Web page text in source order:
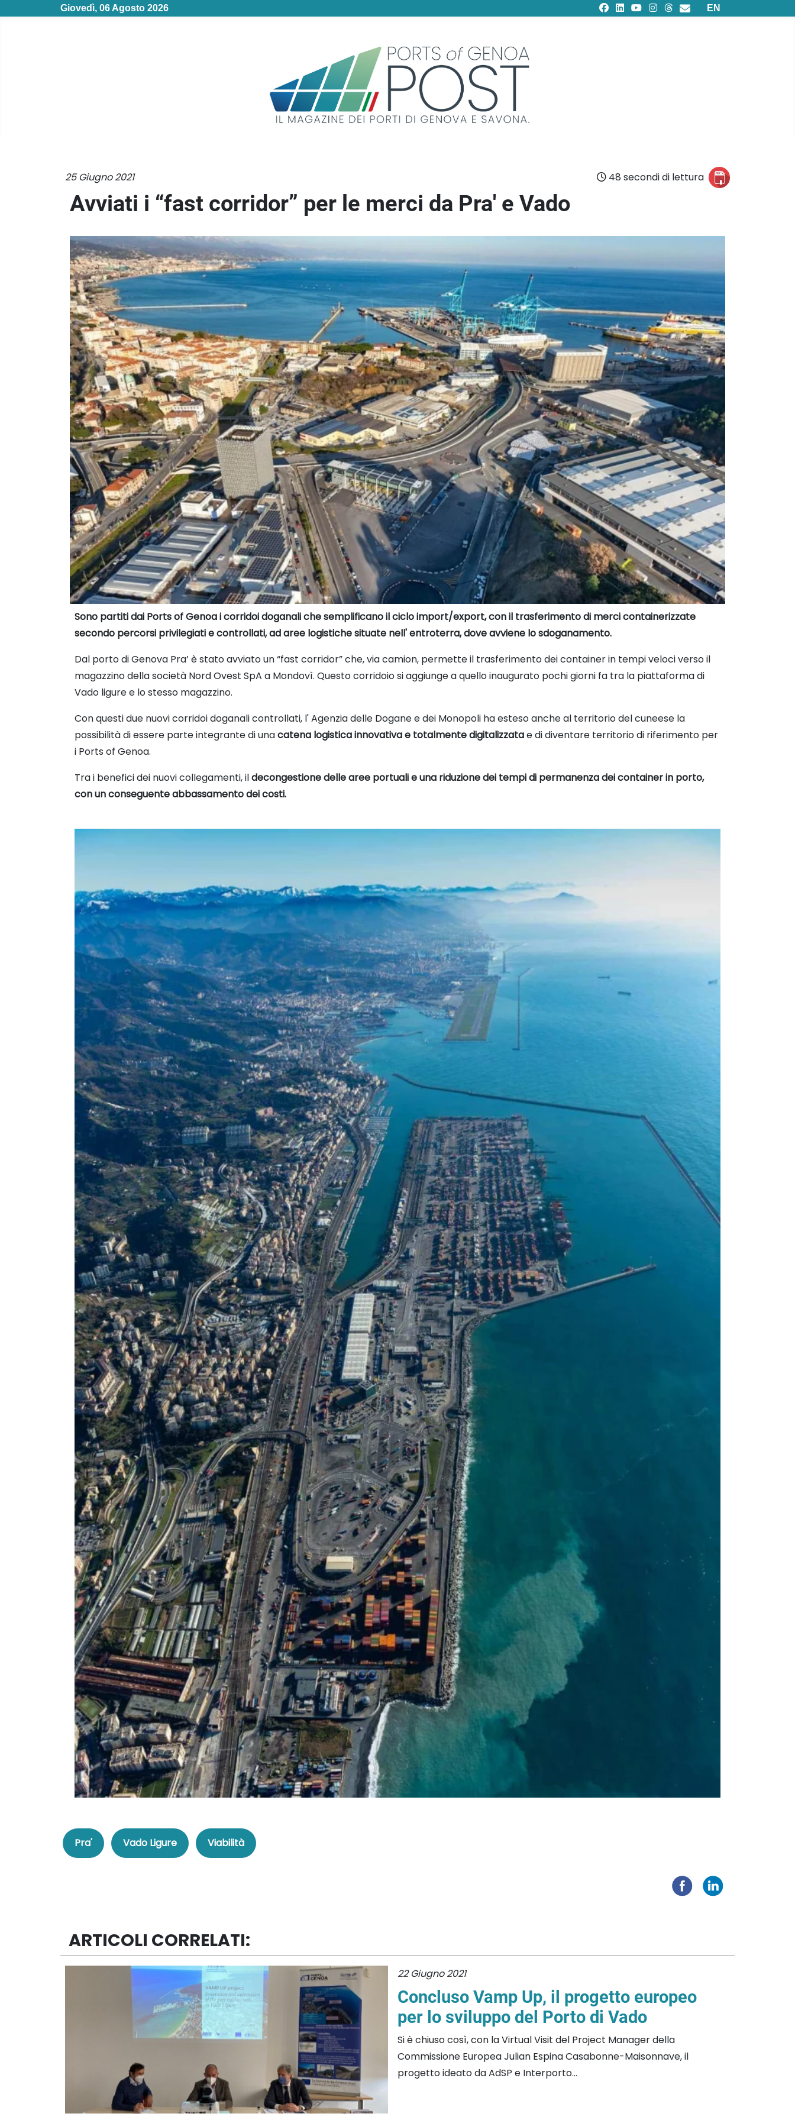
Giovedì, 06 Agosto 2026 Seleziona la tua
EN
25 Giugno 2021 48 secondi di lettura
Avviati i “fast corridor” per le merci da Pra' e Vado
Sono partiti dai Ports of Genoa i corridoi doganali che semplificano il ciclo import/export, con il trasferimento di merci containerizzate
secondo percorsi privilegiati e controllati, ad aree logistiche situate nell' entroterra, dove avviene lo sdoganamento.
Dal porto di Genova Pra’ è stato avviato un “fast corridor” che, via camion, permette il trasferimento dei container in tempi veloci verso il
magazzino della società Nord Ovest SpA a Mondovì. Questo corridoio si aggiunge a quello inaugurato pochi giorni fa tra la piattaforma di
Vado ligure e lo stesso magazzino.
Con questi due nuovi corridoi doganali controllati, l' Agenzia delle Dogane e dei Monopoli ha esteso anche al territorio del cuneese la
possibilità di essere parte integrante di unacatena logistica innovativa e totalmente digitalizzatae di diventare territorio di riferimento per
i Ports of Genoa.
Tra i benefici dei nuovi collegamenti, ildecongestione delle aree portuali e una riduzione dei tempi di permanenza dei container in porto,
con un conseguente abbassamento dei costi.
Pra' Vado Ligure Viabilità
ARTICOLI CORRELATI:
22 Giugno 2021
Concluso Vamp Up, il progetto europeo
per lo sviluppo del Porto di Vado
Si è chiuso così, con la Virtual Visit del Project Manager della
Commissione Europea Julian Espina Casabonne-Maisonnave, il
progetto ideato da AdSP e Interporto...